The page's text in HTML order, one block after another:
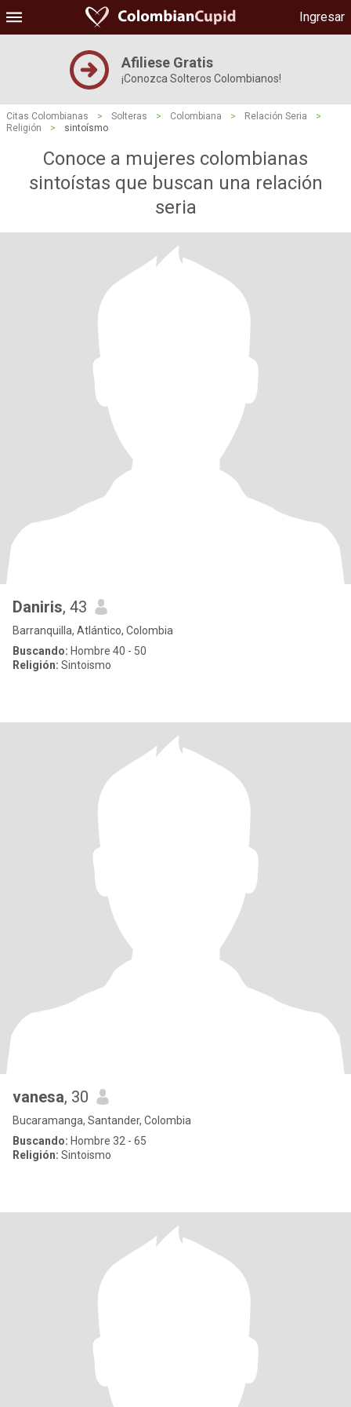
Ingresar
Afiliese Gratis
¡Conozca Solteros Colombianos!
Citas Colombianas > Solteras > Colombiana > Relación Seria
>
Religión
> sintoísmo
Conoce a mujeres colombianas
sintoístas que buscan una relación
seria
Daniris, 43
Barranquilla, Atlántico, Colombia
Buscando: Hombre 40 - 50
Religión: Sintoismo
vanesa, 30
Bucaramanga, Santander, Colombia
Buscando: Hombre 32 - 65
Religión: Sintoismo